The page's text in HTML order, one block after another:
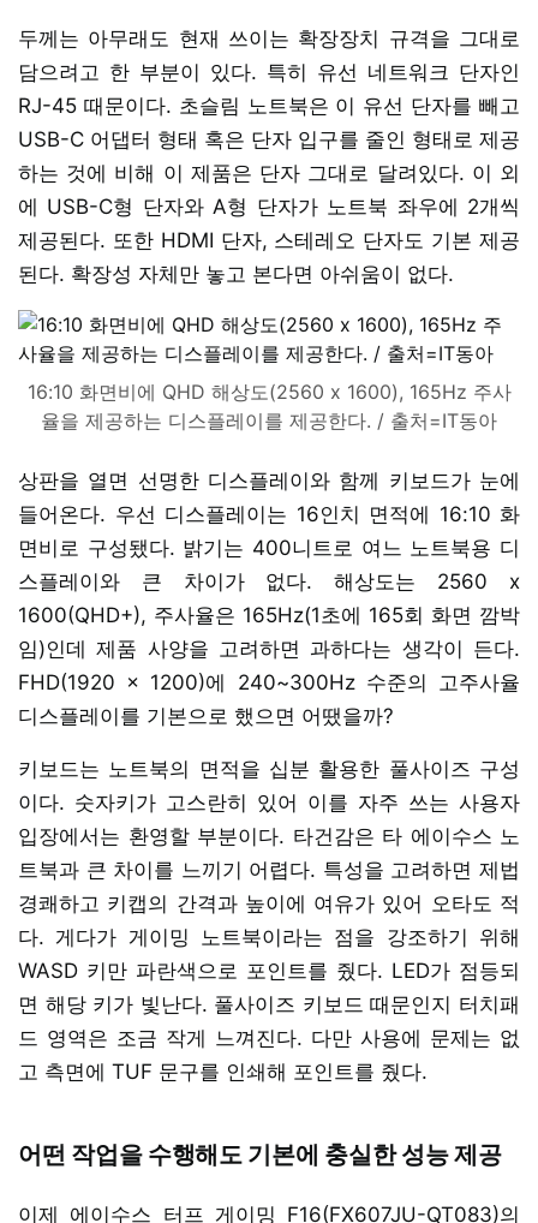
두께는 아무래도 현재 쓰이는 확장장치 규격을 그대로
담으려고 한 부분이 있다. 특히 유선 네트워크 단자인
RJ-45 때문이다. 초슬림 노트북은 이 유선 단자를 빼고
USB-C 어댑터 형태 혹은 단자 입구를 줄인 형태로 제공
하는 것에 비해 이 제품은 단자 그대로 달려있다. 이 외
에 USB-C형 단자와 A형 단자가 노트북 좌우에 2개씩
제공된다. 또한 HDMI 단자, 스테레오 단자도 기본 제공
된다. 확장성 자체만 놓고 본다면 아쉬움이 없다.
16:10 화면비에 QHD 해상도(2560 x 1600), 165Hz 주사
율을 제공하는 디스플레이를 제공한다. / 출처=IT동아
상판을 열면 선명한 디스플레이와 함께 키보드가 눈에
들어온다. 우선 디스플레이는 16인치 면적에 16:10 화
면비로 구성됐다. 밝기는 400니트로 여느 노트북용 디
스플레이와 큰 차이가 없다. 해상도는 2560 x
1600(QHD+), 주사율은 165Hz(1초에 165회 화면 깜박
임)인데 제품 사양을 고려하면 과하다는 생각이 든다.
FHD(1920 x 1200)에 240~300Hz 수준의 고주사율
디스플레이를 기본으로 했으면 어땠을까?
키보드는 노트북의 면적을 십분 활용한 풀사이즈 구성
이다. 숫자키가 고스란히 있어 이를 자주 쓰는 사용자
입장에서는 환영할 부분이다. 타건감은 타 에이수스 노
트북과 큰 차이를 느끼기 어렵다. 특성을 고려하면 제법
경쾌하고 키캡의 간격과 높이에 여유가 있어 오타도 적
다. 게다가 게이밍 노트북이라는 점을 강조하기 위해
WASD 키만 파란색으로 포인트를 줬다. LED가 점등되
면 해당 키가 빛난다. 풀사이즈 키보드 때문인지 터치패
드 영역은 조금 작게 느껴진다. 다만 사용에 문제는 없
고 측면에 TUF 문구를 인쇄해 포인트를 줬다.
어떤 작업을 수행해도 기본에 충실한 성능 제공
이제 에이수스 터프 게이밍 F16(FX607JU-QT083)의